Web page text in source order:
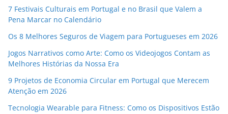
7 Festivais Culturais em Portugal e no Brasil que Valem a
Pena Marcar no Calendário
Os 8 Melhores Seguros de Viagem para Portugueses em 2026
Jogos Narrativos como Arte: Como os Videojogos Contam as
Melhores Histórias da Nossa Era
9 Projetos de Economia Circular em Portugal que Merecem
Atenção em 2026
Tecnologia Wearable para Fitness: Como os Dispositivos Estão